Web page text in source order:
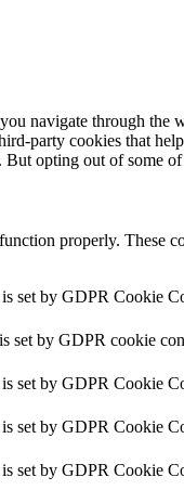
navigate through the
party cookies that
opting out of some
properly. These
set by GDPR Cookie
set by GDPR cookie
set by GDPR Cookie
set by GDPR Cookie
set by GDPR Cookie